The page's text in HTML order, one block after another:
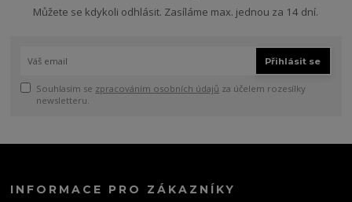
Můžete se kdykoli odhlásit. Zasíláme max. jednou za 14 dní.
Přihlásit se
Souhlasím se zpracováním osobních údajů za účelem rozesílky
newsletteru.
INFORMACE PRO ZÁKAZNÍKY